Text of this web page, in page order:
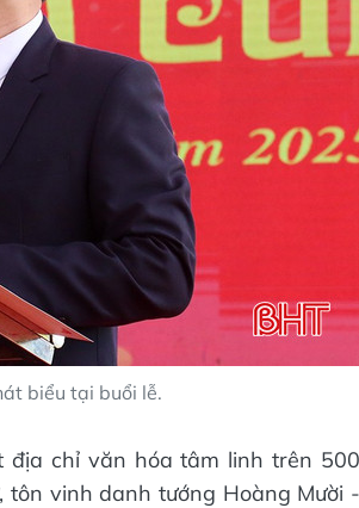
biểu tại buổi lễ.
địa chỉ văn hóa tâm linh trên 500
vinh danh tướng Hoàng Mười -